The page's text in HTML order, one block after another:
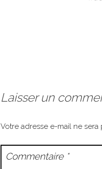
Laisser un
Votre adresse e-mail ne sera
Commentaire *